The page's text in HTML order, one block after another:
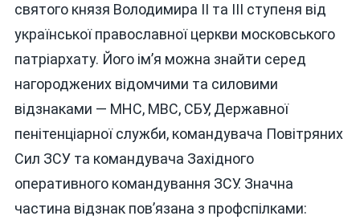
святого князя Володимира ІІ та ІІІ ступеня від
української православної церкви московського
патріархату. Його ім’я можна знайти серед
нагороджених відомчими та силовими
відзнаками — МНС, МВС, СБУ, Державної
пенітенціарної служби, командувача Повітряних
Сил ЗСУ та командувача Західного
оперативного командування ЗСУ. Значна
частина відзнак пов’язана з профспілками: